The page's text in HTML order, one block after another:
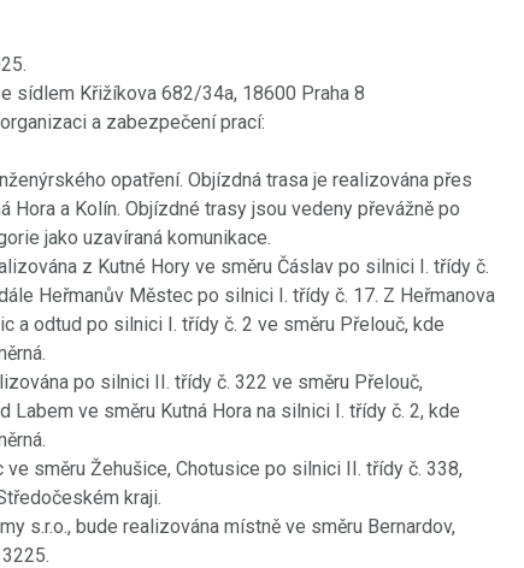
sídlem Křižíkova 682/34a, 18600 Praha 8
a zabezpečení prací:
opatření. Objízdná trasa je realizována přes
Hora a Kolín. Objízdné trasy jsou vedeny převážně po
jako uzavíraná komunikace.
z Kutné Hory ve směru Čáslav po silnici I. třídy č.
Heřmanův Městec po silnici I. třídy č. 17. Z Heřmanova
a odtud po silnici I. třídy č. 2 ve směru Přelouč, kde
po silnici II. třídy č. 322 ve směru Přelouč,
Labem ve směru Kutná Hora na silnici I. třídy č. 2, kde
směru Žehušice, Chotusice po silnici II. třídy č. 338,
kraji.
s.r.o., bude realizována místně ve směru Bernardov,